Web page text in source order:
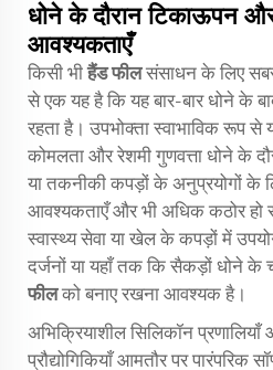
धोने के दौरान टिकाऊपन
आवश्यकताएँ
किसी भीहैंड फीलसंसाधन के लिए
से एक यह है कि यह बार-बार धोने के
रहता है। उपभोक्ता स्वाभाविक रूप
कोमलता और रेशमी गुणवत्ता धोने के
या तकनीकी कपड़ों के अनुप्रयोगों के
आवश्यकताएँ और भी अधिक कठोर हो
स्वास्थ्य सेवा या खेल के कपड़ों में
दर्जनों या यहाँ तक कि सैकड़ों धोने
फीलको बनाए रखना आवश्यक है।
अभिक्रियाशील सिलिकॉन
प्रौद्योगिकियाँ आमतौर पर पारंपरिक